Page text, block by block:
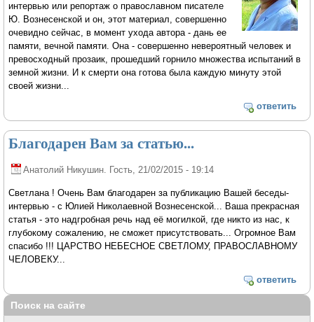
интервью или репортаж о православном писателе
Ю. Вознесенской и он, этот материал, совершенно
очевидно сейчас, в момент ухода автора - дань ее
памяти, вечной памяти. Она - совершенно невероятный человек и
превосходный прозаик, прошедший горнило множества испытаний в
земной жизни. И к смерти она готова была каждую минуту этой
своей жизни...
ответить
Благодарен Вам за статью...
Анатолий Никушин. Гость, 21/02/2015 - 19:14
Светлана ! Очень Вам благодарен за публикацию Вашей беседы-
интервью - с Юлией Николаевной Вознесенской... Ваша прекрасная
статья - это надгробная речь над её могилкой, где никто из нас, к
глубокому сожалению, не сможет присутствовать... Огромное Вам
спасибо !!! ЦАРСТВО НЕБЕСНОЕ СВЕТЛОМУ, ПРАВОСЛАВНОМУ
ЧЕЛОВЕКУ...
ответить
Поиск на сайте